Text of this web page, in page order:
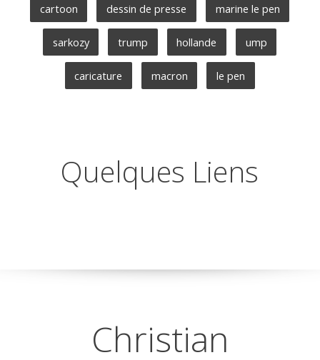
cartoon dessin de presse marine le pen
sarkozy trump hollande ump
caricature macron le pen
Quelques Liens
Christian